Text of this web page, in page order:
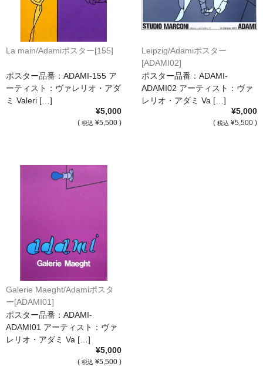
カート
ショップ
For overseas customers
会社案内
サイトマップ
額装参考作品
La main/Adamiポスター[155]
ポスター品番：ADAMI-155 ア
ーティスト：ヴァレリオ・アダ
ミ Valeri […]
¥5,000
( 税込 ¥5,500 )
Leipzig/Adamiポスター
[ADAMI02]
ポスター品番：ADAMI-
ADAMI02 アーティスト：ヴァ
レリオ・アダミ Va […]
¥5,000
( 税込 ¥5,500 )
Galerie Maeght/Adamiポスタ
ー[ADAMI01]
ポスター品番：ADAMI-
ADAMI01 アーティスト：ヴァ
レリオ・アダミ Va […]
¥5,000
( 税込 ¥5,500 )